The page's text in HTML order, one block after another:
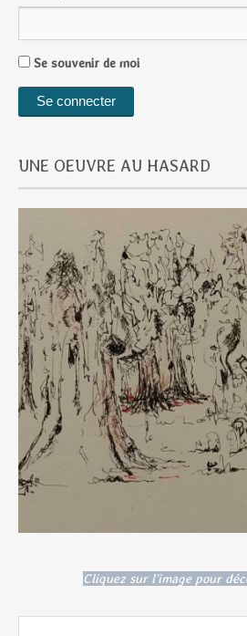
Se souvenir de moi
UNE OEUVRE AU HASARD
Cliquez sur l'image pour